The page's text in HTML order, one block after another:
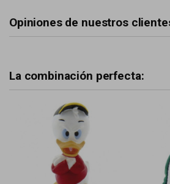
Opiniones de nuestros
La combinación perfecta: